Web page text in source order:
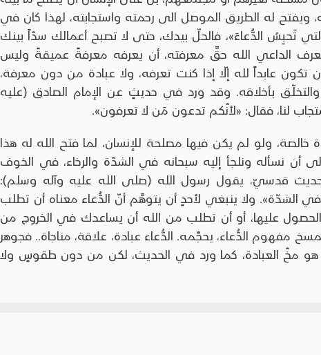
ويفتح له الطريق الموصل الى رحمته واستجابته، لهذا كان في
تَحبِسُ الدُّعاءَ»، فالحلّ بيدك، حتى لا تصبح أعمالك سدّاً بينك
الداعي الله حقَّ معرفته، أن يعرفه معرفةً عميقةً وليس
عابداً لله إلّا إذا كنت تعرفه، ولا عبادة من دون معرفة،
والتخلّق بأخلاقه. وقد ورد في حديثٍ عن الإمام الصادق (عليه
لنا، فقال: «لأنّكم تدعون مَن لا تعرفون».
خالصة، ولو لم يكن فيها مصلحة للإنسان، لما فتح الله له هذا
أن نسأله ونلجأ إليه سبحانه في الشدّة والرخاء، في الخوف
قدسيّ، يقول رسول الله (صلى الله عليه وآله وسلم):
الشدّة». ولا ينبغي لأحدٍ أن يتوهَّم أنّ الدُّعاء معناه أن تطلب
الحصول عليها، أو أن تطلب من الله أن يساعدك في الخروج من
مفهوم الدُّعاء، يحجِّمه. الدُّعاء عبادة، علاقة، مناجاة.. فجوهر
بل هو مخّ العبادة، كما ورد في الحديث، لكن من دون طقوسٍ ولا